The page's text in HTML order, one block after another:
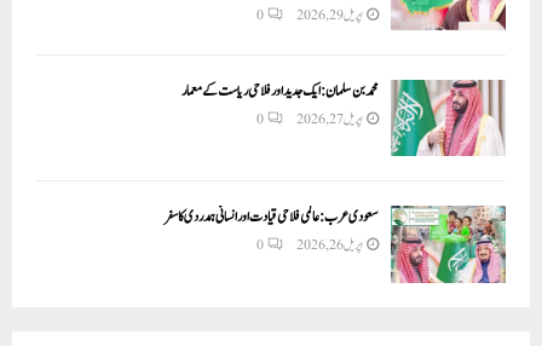
اپریل 29, 2026 0
محمد بن سلمان: ایک جدید اور فلاحی ریاست کے معمار
اپریل 27, 2026 0
سعودی عرب: عالمی فلاحی قیادت اور انسانی ہمدردی کا سفر
اپریل 26, 2026 0